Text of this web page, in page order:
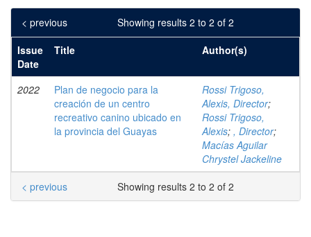
Showing results 2 to 2 of 2
< previous
Issue
Date
Title Author(s)
2022
Plan de negocio para la
creación de un centro
recreativo canino ubicado en
la provincia del Guayas
Rossi Trigoso,
Alexis, Director;
Rossi Trigoso,
Alexis; , Director;
Macías Aguilar
Chrystel Jackeline
Showing results 2 to 2 of 2
< previous